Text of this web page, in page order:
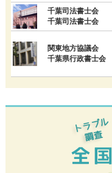
千葉司法書士会
千葉司法書士会
関東地方協議会
千葉県行政書士会